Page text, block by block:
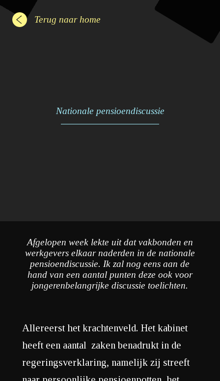
Terug naar home
Nationale pensioendiscussie
Afgelopen week lekte uit dat vakbonden en
werkgevers elkaar naderden in de nationale
pensioendiscussie. Ik zal nog eens aan de
hand van een aantal punten deze ook voor
jongerenbelangrijke discussie toelichten.
Allereerst het krachtenveld. Het kabinet
heeft een aantal zaken benadrukt in de
regeringsverklaring, namelijk zij streeft